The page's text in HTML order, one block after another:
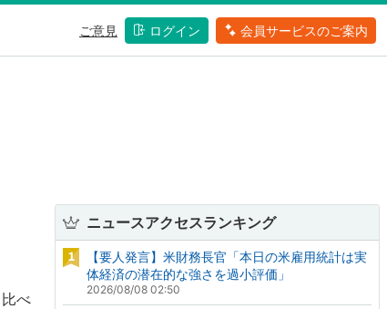
ご意見 ログイン 会員サービスのご案内
べ
ニュースアクセスランキング
【要人発言】米財務長官「本日の米雇用統計は実
体経済の潜在的な強さを過小評価」
2026/08/08 02:50